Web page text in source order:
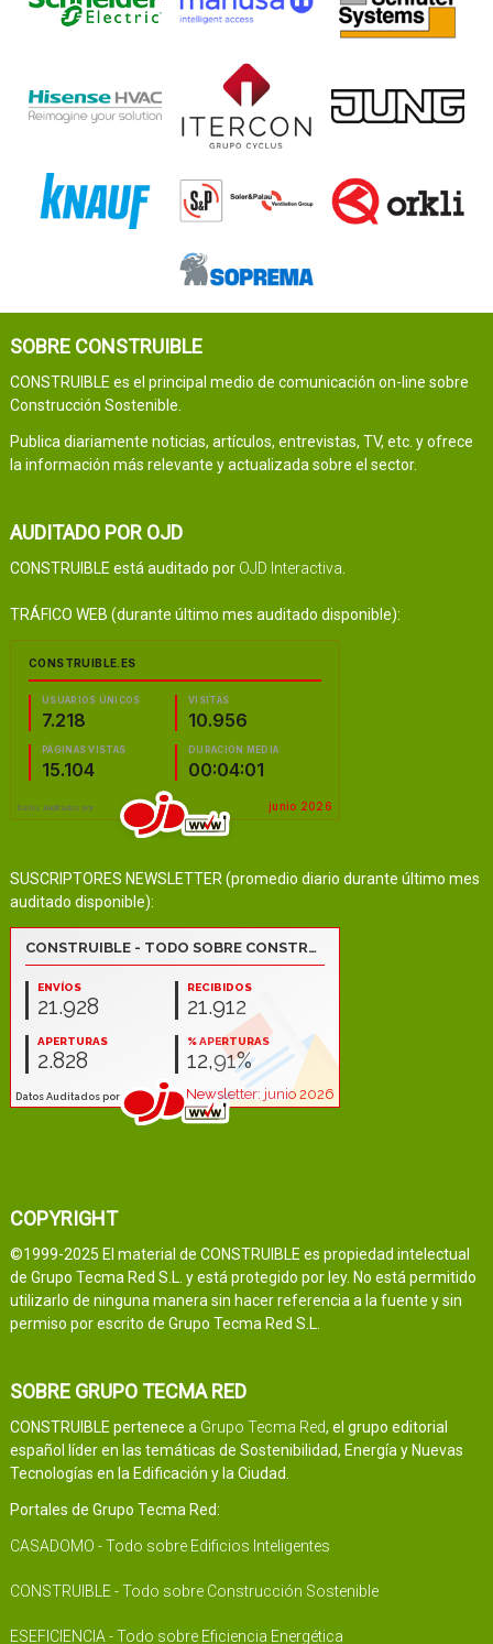
SOBRE CONSTRUIBLE
CONSTRUIBLE es el principal medio de comunicación on-line sobre
Construcción Sostenible.
Publica diariamente noticias, artículos, entrevistas, TV, etc. y ofrece
la información más relevante y actualizada sobre el sector.
AUDITADO POR OJD
CONSTRUIBLE está auditado por OJD Interactiva
TRÁFICO WEB (durante último mes auditado disponible):
SUSCRIPTORES NEWSLETTER (promedio diario durante último mes
auditado disponible):
COPYRIGHT
©1999-2025 El material de CONSTRUIBLE es propiedad intelectual
de Grupo Tecma Red S.L. y está protegido por ley. No está permitido
utilizarlo de ninguna manera sin hacer referencia a la fuente y sin
permiso por escrito de Grupo Tecma Red S.L.
SOBRE GRUPO TECMA RED
CONSTRUIBLE pertenece a Grupo Tecma Red, el grupo editorial
español líder en las temáticas de Sostenibilidad, Energía y Nuevas
Tecnologías en la Edificación y la Ciudad.
Portales de Grupo Tecma Red:
CASADOMO - Todo sobre Edificios Inteligentes
CONSTRUIBLE - Todo sobre Construcción Sostenible
ESEFICIENCIA - Todo sobre Eficiencia Energética